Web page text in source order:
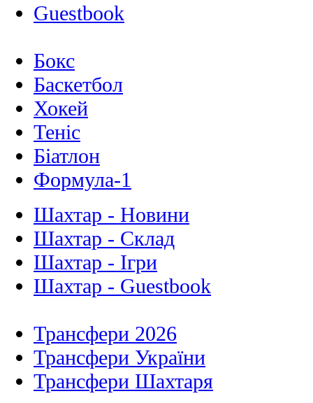
Guestbook
Бокс
Баскетбол
Хокей
Теніс
Біатлон
Формула-1
Шахтар - Новини
Шахтар - Склад
Шахтар - Ігри
Шахтар - Guestbook
Трансфери 2026
Трансфери України
Трансфери Шахтаря